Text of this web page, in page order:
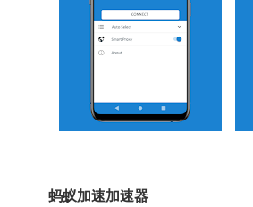
蚂蚁加速加速器